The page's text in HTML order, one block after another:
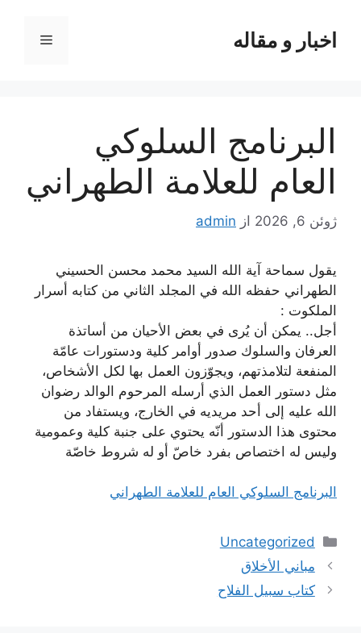
محتوااخبار و مقاله فهرست
البرنامج السلوكي
العام للعلامة الطهراني
ژوئن 6, 2026 از admin
يقول سماحة آية الله السيد محمد محسن الحسيني
الطهراني حفظه الله في المجلد الثاني من كتابه أسرار
الملكوت :
أجل.. يمكن أن يُرى في بعض الأحيان من أساتذة
العرفان والسلوك صدور أوامر كلية ودستورات عامّة
المنفعة لتلامذتهم، ويجوّزون العمل بها لكل الأشخاص،
مثل دستور العمل الذي أرسله المرحوم الوالد رضوان
الله عليه إلى أحد مريديه في الخارج، ويستفاد من
محتوى هذا الدستور أنّه يحتوي على جنبة كلية وعمومية
وليس له اختصاص بفرد خاصّ أو له شروط خاصّة
البرنامج السلوكي العام للعلامة الطهراني
دسته‌ها
Uncategorized
ناوبری
نوشته‌ها
مباني الأخلاق
كتاب سبيل الفلاح